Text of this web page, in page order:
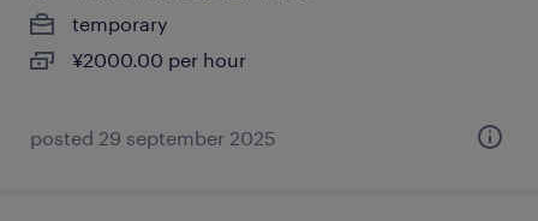
temporary
¥2000.00 per hour
posted 29 september 2025